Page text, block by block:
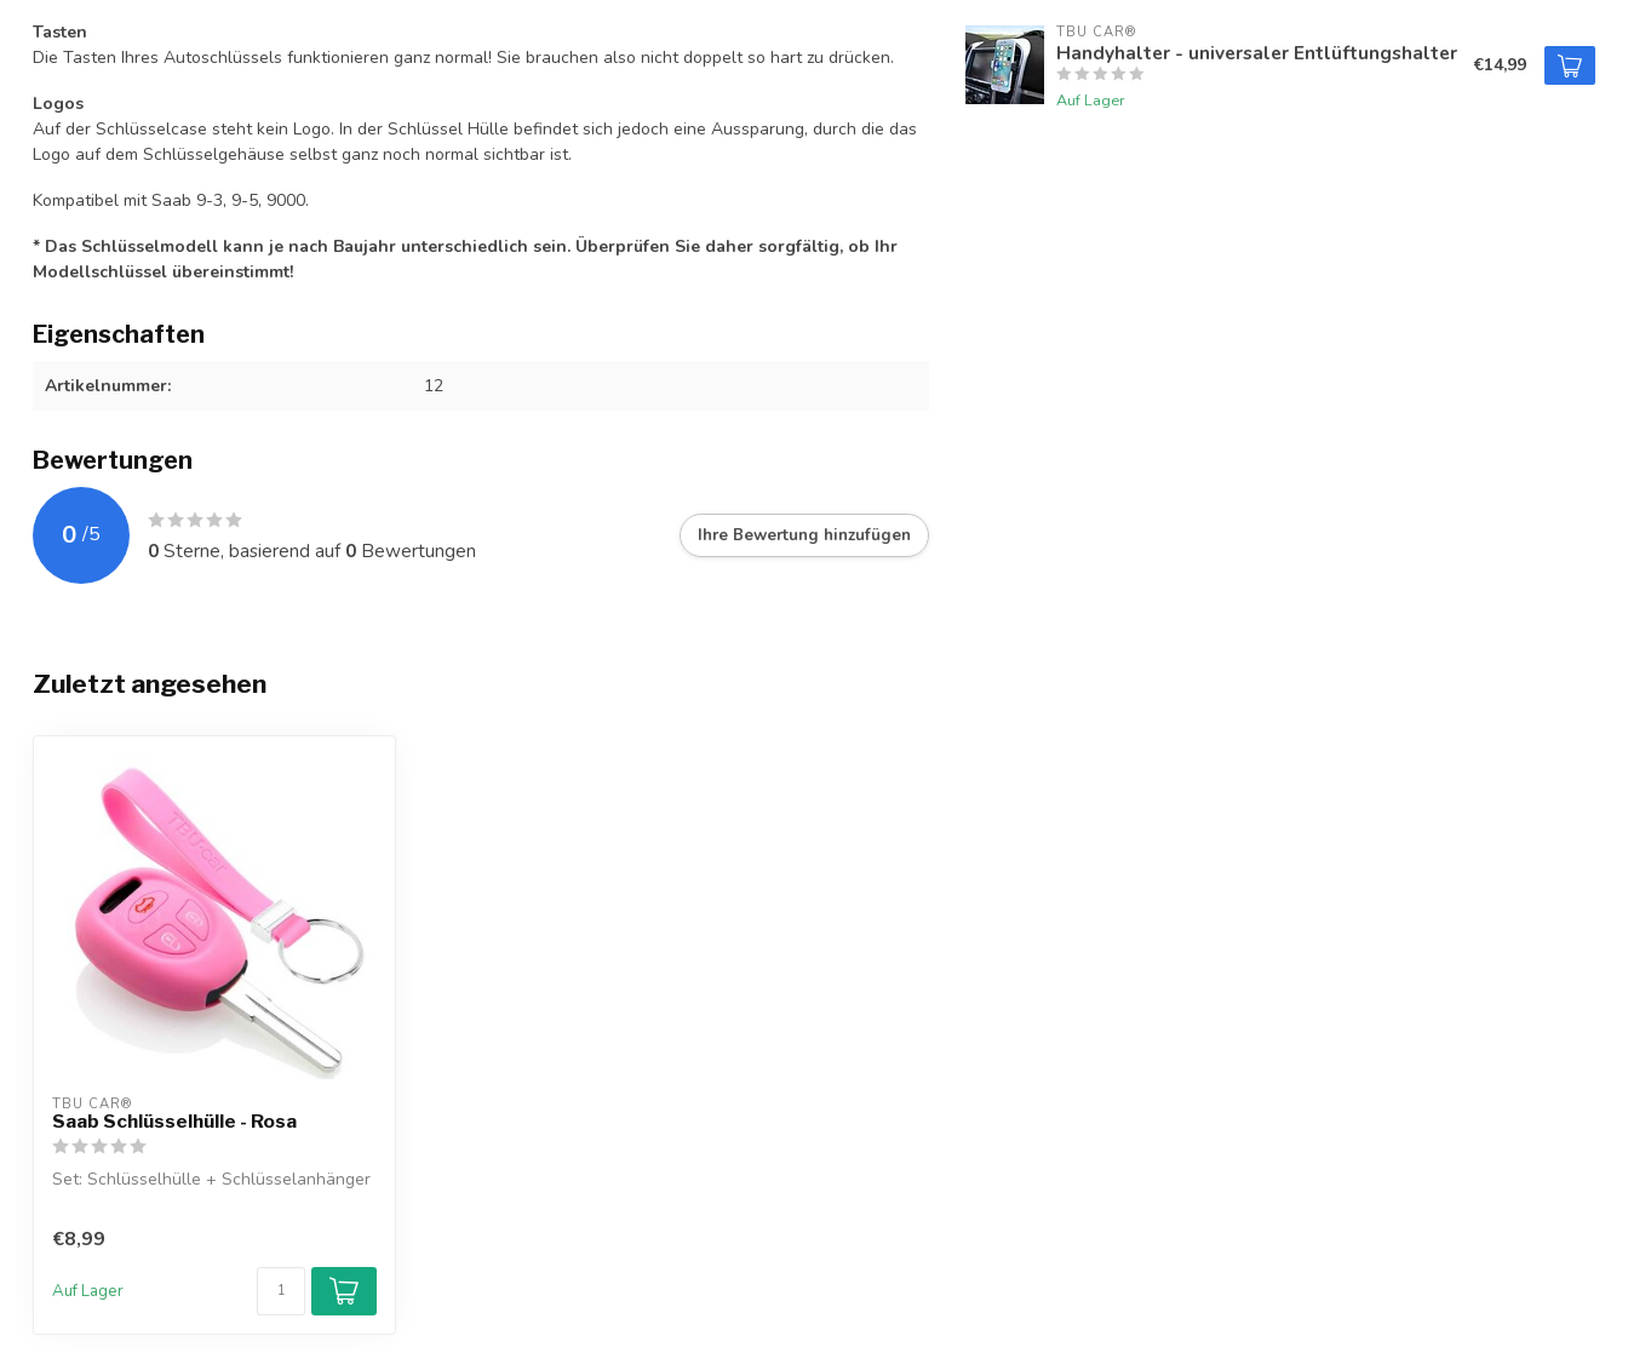
Tasten
Die Tasten Ihres Autoschlüssels funktionieren ganz normal! Sie brauchen also nicht doppelt so hart zu drücken.
Logos
Auf der Schlüsselcase steht kein Logo. In der Schlüssel Hülle befindet sich jedoch eine Aussparung, durch die das
Logo auf dem Schlüsselgehäuse selbst ganz noch normal sichtbar ist.
Kompatibel mit Saab 9-3, 9-5, 9000.
* Das Schlüsselmodell kann je nach Baujahr unterschiedlich sein. Überprüfen Sie daher sorgfältig, ob Ihr
Modellschlüssel übereinstimmt!
Eigenschaften
Artikelnummer: 12
Bewertungen
0 /5
0Sterne, basierend auf0 Bewertungen
Ihre Bewertung hinzufügen
TBU CAR®
Handyhalter - universaler Entlüftungshalter
Auf Lager
€14,99
Zuletzt angesehen
TBU CAR®
Saab Schlüsselhülle - Rosa
Set: Schlüsselhülle + Schlüsselanhänger
€8,99
Auf Lager